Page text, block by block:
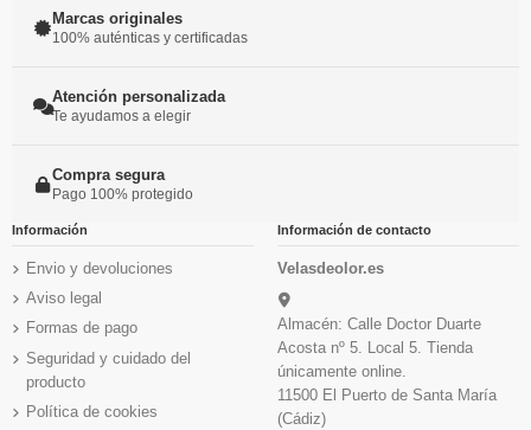
Marcas originales
100% auténticas y certificadas
Atención personalizada
Te ayudamos a elegir
Compra segura
Pago 100% protegido
Información
Envio y devoluciones
Aviso legal
Formas de pago
Seguridad y cuidado del
producto
Política de cookies
Información de contacto
Velasdeolor.es
Almacén: Calle Doctor Duarte
Acosta nº 5. Local 5. Tienda
únicamente online.
11500 El Puerto de Santa María
(Cádiz)